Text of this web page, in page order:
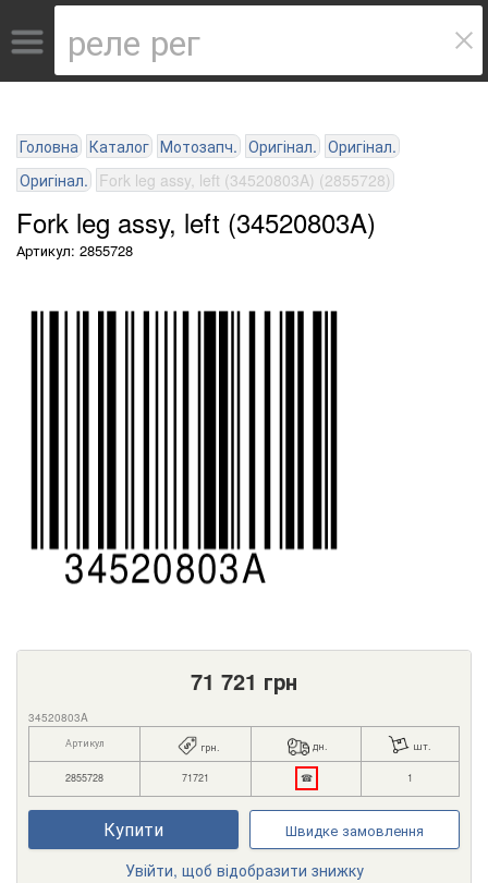
Головна Каталог Мотозапч. Оригінал. Оригінал.
Оригінал. Fork leg assy, left (34520803A) (2855728)
Fork leg assy, left (34520803A)
Артикул: 2855728
71 721 грн
34520803A
Артикул грн. дн. шт.
2855728 71721 ☎ 1
Купити Швидке замовлення
Увійти, щоб відобразити знижку